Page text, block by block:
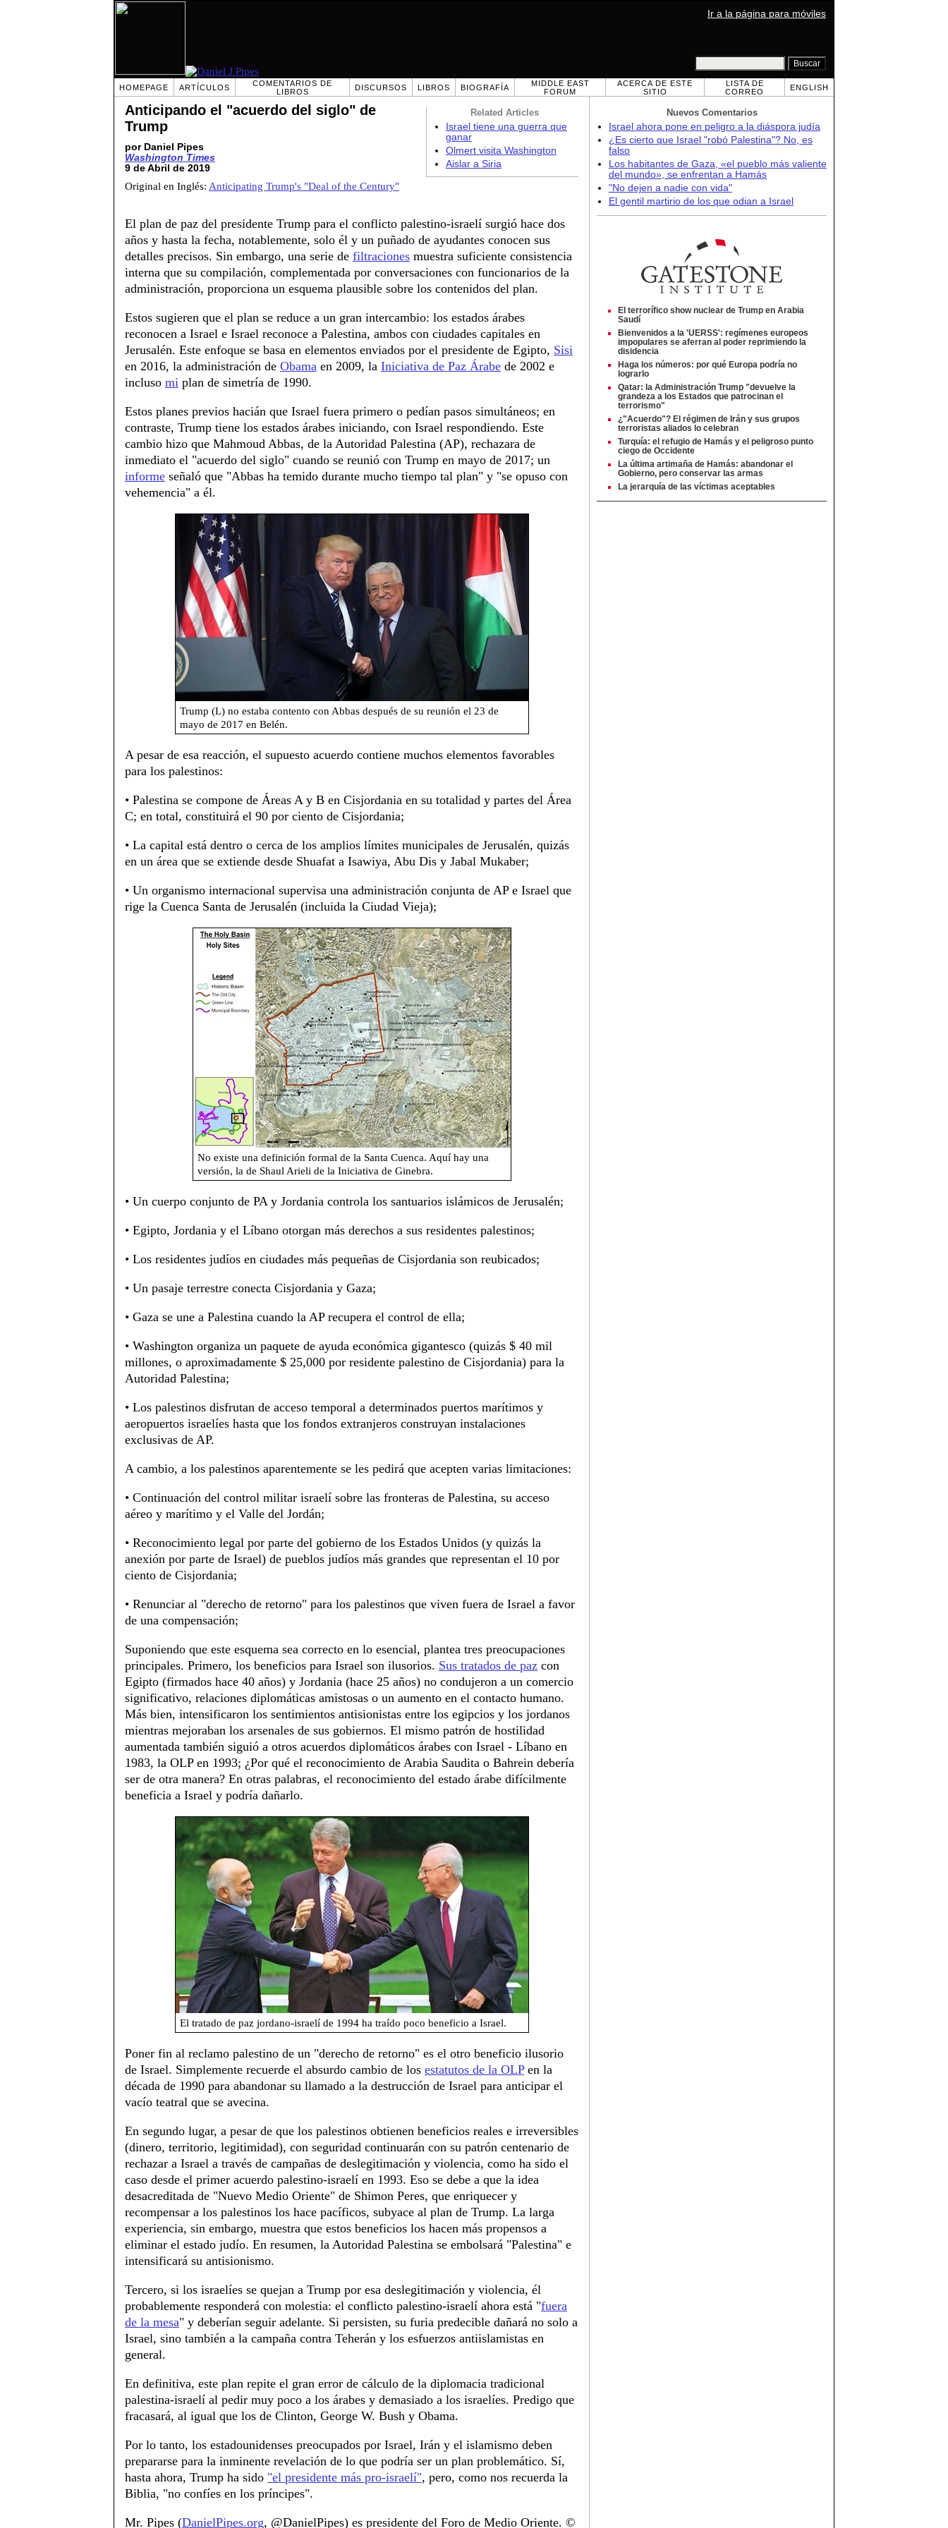
Ir a la página para móviles
HOMEPAGE ARTÍCULOS
COMENTARIOS DE
LIBROS
DISCURSOS LIBROS BIOGRAFÍA
MIDDLE EAST
FORUM
ACERCA DE ESTE
SITIO
LISTA DE
CORREO
ENGLISH
Related Articles
Israel tiene una guerra que
ganar
Olmert visita Washington
Aislar a Siria
Anticipando el "acuerdo del siglo" de
Trump
por Daniel Pipes
Washington Times
9 de Abril de 2019
Original en Inglés: Anticipating Trump's "Deal of the Century"
El plan de paz del presidente Trump para el conflicto palestino-israelí surgió hace dos
años y hasta la fecha, notablemente, solo él y un puñado de ayudantes conocen sus
detalles precisos. Sin embargo, una serie de filtraciones muestra suficiente consistencia
interna que su compilación, complementada por conversaciones con funcionarios de la
administración, proporciona un esquema plausible sobre los contenidos del plan.
Estos sugieren que el plan se reduce a un gran intercambio: los estados árabes
reconocen a Israel e Israel reconoce a Palestina, ambos con ciudades capitales en
Jerusalén. Este enfoque se basa en elementos enviados por el presidente de Egipto, Sisi
en 2016, la administración de Obama en 2009, la Iniciativa de Paz Árabe de 2002 e
incluso mi plan de simetría de 1990.
Estos planes previos hacián que Israel fuera primero o pedían pasos simultáneos; en
contraste, Trump tiene los estados árabes iniciando, con Israel respondiendo. Este
cambio hizo que Mahmoud Abbas, de la Autoridad Palestina (AP), rechazara de
inmediato el "acuerdo del siglo" cuando se reunió con Trump en mayo de 2017; un
informe señaló que "Abbas ha temido durante mucho tiempo tal plan" y "se opuso con
vehemencia" a él.
Trump (L) no estaba contento con Abbas después de su reunión el 23 de
mayo de 2017 en Belén.
A pesar de esa reacción, el supuesto acuerdo contiene muchos elementos favorables
para los palestinos:
• Palestina se compone de Áreas A y B en Cisjordania en su totalidad y partes del Área
C; en total, constituirá el 90 por ciento de Cisjordania;
• La capital está dentro o cerca de los amplios límites municipales de Jerusalén, quizás
en un área que se extiende desde Shuafat a Isawiya, Abu Dis y Jabal Mukaber;
• Un organismo internacional supervisa una administración conjunta de AP e Israel que
rige la Cuenca Santa de Jerusalén (incluida la Ciudad Vieja);
No existe una definición formal de la Santa Cuenca. Aquí hay una
versión, la de Shaul Arieli de la Iniciativa de Ginebra.
• Un cuerpo conjunto de PA y Jordania controla los santuarios islámicos de Jerusalén;
• Egipto, Jordania y el Líbano otorgan más derechos a sus residentes palestinos;
• Los residentes judíos en ciudades más pequeñas de Cisjordania son reubicados;
• Un pasaje terrestre conecta Cisjordania y Gaza;
• Gaza se une a Palestina cuando la AP recupera el control de ella;
• Washington organiza un paquete de ayuda económica gigantesco (quizás $ 40 mil
millones, o aproximadamente $ 25,000 por residente palestino de Cisjordania) para la
Autoridad Palestina;
• Los palestinos disfrutan de acceso temporal a determinados puertos marítimos y
aeropuertos israelíes hasta que los fondos extranjeros construyan instalaciones
exclusivas de AP.
A cambio, a los palestinos aparentemente se les pedirá que acepten varias limitaciones:
• Continuación del control militar israelí sobre las fronteras de Palestina, su acceso
aéreo y marítimo y el Valle del Jordán;
• Reconocimiento legal por parte del gobierno de los Estados Unidos (y quizás la
anexión por parte de Israel) de pueblos judíos más grandes que representan el 10 por
ciento de Cisjordania;
• Renunciar al "derecho de retorno" para los palestinos que viven fuera de Israel a favor
de una compensación;
Suponiendo que este esquema sea correcto en lo esencial, plantea tres preocupaciones
principales. Primero, los beneficios para Israel son ilusorios. Sus tratados de paz con
Egipto (firmados hace 40 años) y Jordania (hace 25 años) no condujeron a un comercio
significativo, relaciones diplomáticas amistosas o un aumento en el contacto humano.
Más bien, intensificaron los sentimientos antisionistas entre los egipcios y los jordanos
mientras mejoraban los arsenales de sus gobiernos. El mismo patrón de hostilidad
aumentada también siguió a otros acuerdos diplomáticos árabes con Israel - Líbano en
1983, la OLP en 1993; ¿Por qué el reconocimiento de Arabia Saudita o Bahrein debería
ser de otra manera? En otras palabras, el reconocimiento del estado árabe difícilmente
beneficia a Israel y podría dañarlo.
El tratado de paz jordano-israelí de 1994 ha traído poco beneficio a Israel.
Poner fin al reclamo palestino de un "derecho de retorno" es el otro beneficio ilusorio
de Israel. Simplemente recuerde el absurdo cambio de los estatutos de la OLPen la
década de 1990 para abandonar su llamado a la destrucción de Israel para anticipar el
vacío teatral que se avecina.
En segundo lugar, a pesar de que los palestinos obtienen beneficios reales e irreversibles
(dinero, territorio, legitimidad), con seguridad continuarán con su patrón centenario de
rechazar a Israel a través de campañas de deslegitimación y violencia, como ha sido el
caso desde el primer acuerdo palestino-israelí en 1993. Eso se debe a que la idea
desacreditada de "Nuevo Medio Oriente" de Shimon Peres, que enriquecer y
recompensar a los palestinos los hace pacíficos, subyace al plan de Trump. La larga
experiencia, sin embargo, muestra que estos beneficios los hacen más propensos a
eliminar el estado judío. En resumen, la Autoridad Palestina se embolsará "Palestina" e
intensificará su antisionismo.
Tercero, si los israelíes se quejan a Trump por esa deslegitimación y violencia, él
probablemente responderá con molestia: el conflicto palestino-israelí ahora está "fuera
de la mesa" y deberían seguir adelante. Si persisten, su furia predecible dañará no solo a
Israel, sino también a la campaña contra Teherán y los esfuerzos antiislamistas en
general.
En definitiva, este plan repite el gran error de cálculo de la diplomacia tradicional
palestina-israelí al pedir muy poco a los árabes y demasiado a los israelíes. Predigo que
fracasará, al igual que los de Clinton, George W. Bush y Obama.
Por lo tanto, los estadounidenses preocupados por Israel, Irán y el islamismo deben
prepararse para la inminente revelación de lo que podría ser un plan problemático. Sí,
hasta ahora, Trump ha sido "el presidente más pro-israelí", pero, como nos recuerda la
Biblia, "no confíes en los príncipes".
Mr. Pipes (DanielPipes.org, @DanielPipes) es presidente del Foro de Medio Oriente. ©
Nuevos Comentarios
Israel ahora pone en peligro a la diáspora judía
¿Es cierto que Israel "robó Palestina"? No, es
falso
Los habitantes de Gaza, «el pueblo más valiente
del mundo», se enfrentan a Hamás
"No dejen a nadie con vida"
El gentil martirio de los que odian a Israel
El terrorífico show nuclear de Trump en Arabia
Saudí
Bienvenidos a la 'UERSS': regímenes europeos
impopulares se aferran al poder reprimiendo la
disidencia
Haga los números: por qué Europa podría no
lograrlo
Qatar: la Administración Trump "devuelve la
grandeza a los Estados que patrocinan el
terrorismo"
¿"Acuerdo"? El régimen de Irán y sus grupos
terroristas aliados lo celebran
Turquía: el refugio de Hamás y el peligroso punto
ciego de Occidente
La última artimaña de Hamás: abandonar el
Gobierno, pero conservar las armas
La jerarquía de las víctimas aceptables